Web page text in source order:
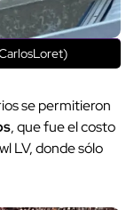
se permitieron
, que fue el costo
LV, donde sólo